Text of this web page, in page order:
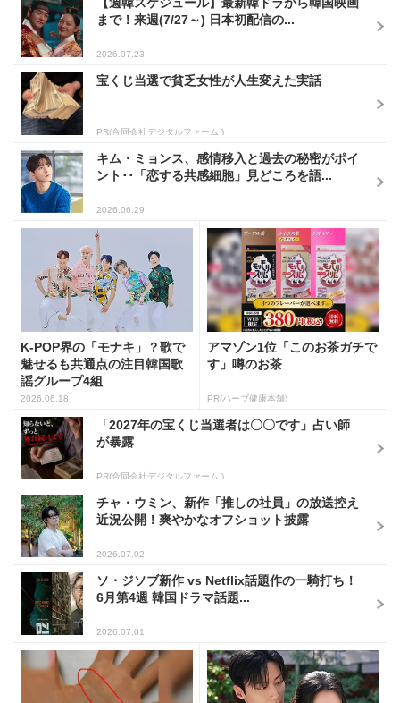
まで！来週(7/27～) 日本初配信の...
2026.07.23
宝くじ当選で貧乏女性が人生変えた実話
PR(合同会社デジタルファーム )
キム・ミョンス、感情移入と過去の秘密がポイ
ント･･「恋する共感細胞」見どころを語...
2026.06.29
K-POP界の「モナキ」？歌で
魅せるも共通点の注目韓国歌
謡グループ4組
2026.06.18
アマゾン1位「このお茶ガチで
す」噂のお茶
PR(ハーブ健康本舗)
「2027年の宝くじ当選者は〇〇です」占い師
が暴露
PR(合同会社デジタルファーム )
チャ・ウミン、新作「推しの社員」の放送控え
近況公開！爽やかなオフショット披露
2026.07.02
ソ・ジソブ新作 vs Netflix話題作の一騎打ち！
6月第4週 韓国ドラマ話題...
2026.07.01